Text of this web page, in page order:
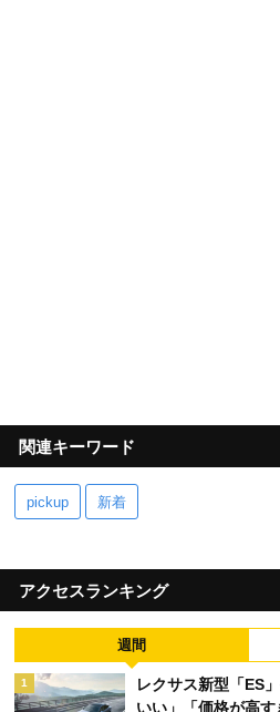
関連キーワード
pickup 新着
アクセスランキング
週間
1
レクサス新型「ES
いい」「価格が高